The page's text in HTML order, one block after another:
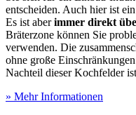
entscheiden. Auch hier ist
Es ist aberimmer direkt
Bräterzone können Sie
verwenden. Die
ohne große Einschränkungen
Nachteil dieser Kochfelder
» Mehr Informationen